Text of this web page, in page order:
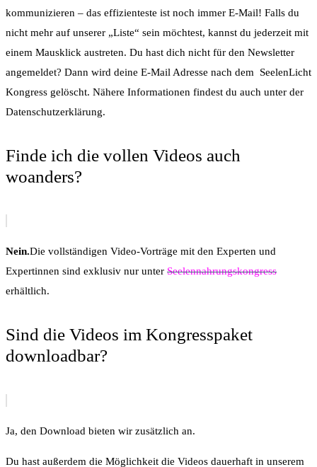
kommunizieren – das effizienteste ist noch immer E-Mail! Falls du
nicht mehr auf unserer „Liste“ sein möchtest, kannst du jederzeit mit
einem Mausklick austreten. Du hast dich nicht für den Newsletter
angemeldet? Dann wird deine E-Mail Adresse nach dem SeelenLicht
Kongress gelöscht. Nähere Informationen findest du auch unter der
Datenschutzerklärung.
Finde ich die vollen Videos auch
woanders?
Nein.Die vollständigen Video-Vorträge mit den Experten und
Expertinnen sind exklusiv nur unter Seelennahrungskongress
erhältlich.
Sind die Videos im Kongresspaket
downloadbar?
Ja, den Download bieten wir zusätzlich an.
Du hast außerdem die Möglichkeit die Videos dauerhaft in unserem